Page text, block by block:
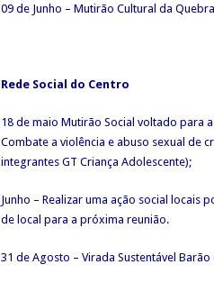
09 de Junho – Mutirão Cultural da
Rede Social do Centro
18 de maio Mutirão Social voltado para
Combate a violência e abuso sexual de
integrantes GT Criança Adolescente);
Junho – Realizar uma ação social locais
de local para a próxima reunião.
31 de Agosto – Virada Sustentável